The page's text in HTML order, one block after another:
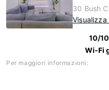
30 Bush
Visualizza
10/10
Wi-Fi
Per maggiori informazioni: